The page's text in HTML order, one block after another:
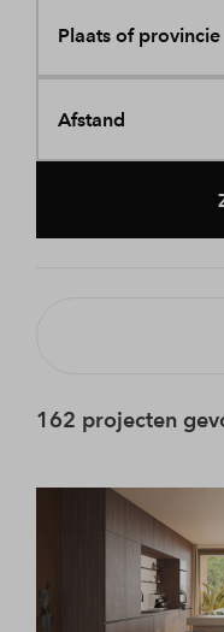
Plaats of provincie
Afstand
162 projecten